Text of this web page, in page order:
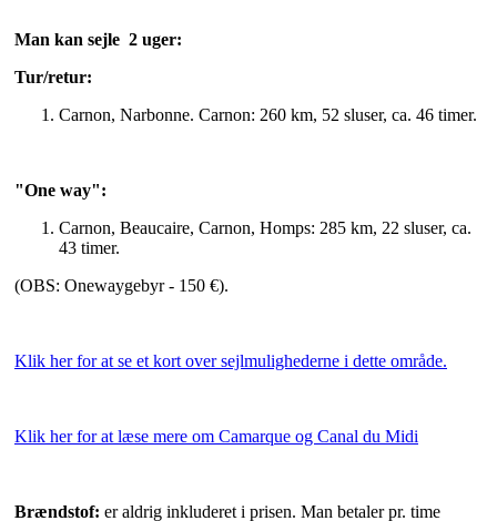
Man kan sejle 2 uger:
Tur/retur:
Carnon, Narbonne. Carnon: 260 km, 52 sluser, ca. 46 timer.
"One way":
Carnon, Beaucaire, Carnon, Homps: 285 km, 22 sluser, ca.
43 timer.
(OBS: Onewaygebyr - 150 €).
Klik her for at se et kort over sejlmulighederne i dette område.
Klik her for at læse mere om Camarque og Canal du Midi
Brændstof: er aldrig inkluderet i prisen. Man betaler pr. time